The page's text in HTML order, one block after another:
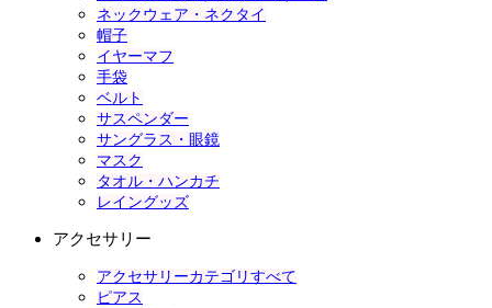
ネックウェア・ネクタイ
帽子
イヤーマフ
手袋
ベルト
サスペンダー
サングラス・眼鏡
マスク
タオル・ハンカチ
レイングッズ
アクセサリー
アクセサリーカテゴリすべて
ピアス